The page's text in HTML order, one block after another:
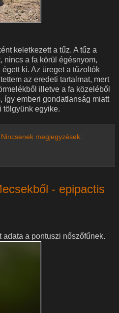
keletkezett a tűz. A tűz a
nincs a fa körül égésnyom,
ki. Az üreget a tűzoltók
az eredeti tartalmat, mert
illetve a fa közeléből
így emberi gondatlanság miatt
tölgyünk egyike.
Nincsenek megjegyzések:
- epipactis
a pontuszi nőszőfűnek.